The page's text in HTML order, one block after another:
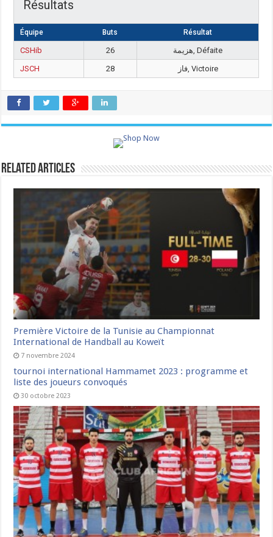
Résultats
Équipe Buts Résultat
CSHib 26
هزيمة, Défaite
JSCH
28 فاز, Victoire
Related Articles
Première Victoire de la Tunisie au Championnat
International de Handball au Koweït
7 novembre 2024
tournoi international Hammamet 2023 : programme et
liste des joueurs convoqués
30 octobre 2023